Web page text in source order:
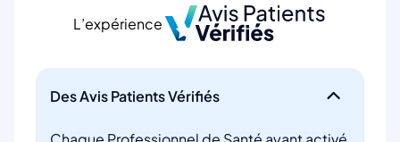
L’expérience
Des Avis Patients Vérifiés